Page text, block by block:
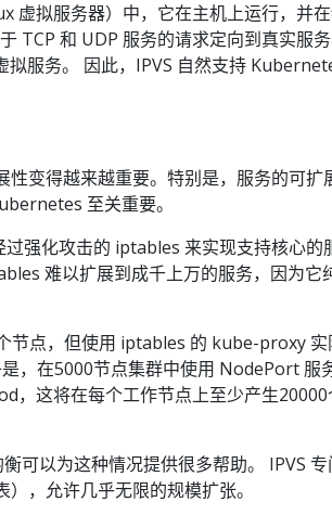
虚拟服务器）中，它在主机上运行，并
TCP 和 UDP 服务的请求定向到真实服务
服务。 因此，IPVS 自然支持
变得越来越重要。特别是，服务的可扩
至关重要。
强化攻击的 iptables 来实现支持核心的
难以扩展到成千上万的服务，因为它
节点，但使用 iptables 的 kube-proxy 实
，在5000节点集群中使用 NodePort 服务
，这将在每个工作节点上至少产生20000
可以为这种情况提供很多帮助。 IPVS 专
，允许几乎无限的规模扩张。